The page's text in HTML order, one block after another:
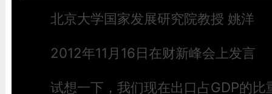
北京大学国家发展研究院教授 姚洋
2012年11月16日在财新峰会上发言
试想一下，我们现在出口占GDP的比